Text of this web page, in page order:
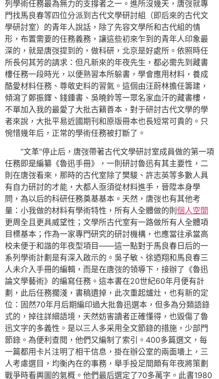
列學術任務最為無力的支撐者之一。進所沒幾天，唐弢就專
門找馬良春等四位分派到古代文學研討組（即后來的古代文
學研討室）的青年人說話，除了先容文學所和古代組的情
形，布置需要的任務義務，讓這些初來乍到的青年人印象最
深的，就是唐弢提到的，做科研，北京是好處所。依照時任
所長何其芳的請求：但凡新來的年夜先生，都必需先到藏書
樓任務一段時光，以便熟習本所躲書，學會應用材料，養成
酷愛材料任務、尊敬史料的習氣。這個由汪蔚林擔任籌建，
傾瀉了鄭振鐸、錢鍾書、吳曉鈴等一眾名家血汗的藏書樓，
不單加入我的最愛了大批古籍善本，對于研討古代文學的學
者來說，大批平易近國期刊和原版冊本也長短常可貴的。只
惋惜幾年后，正常的學術任務被打斷了。
“文革”停止后，唐弢帶著古代文學研討室成員做的第一項
任務即是編纂《魯迅手冊》，一則研討魯迅有其主要性，二
則在唐弢看來，那時的古代室除了樊駿、許志英等多數人具
有自力研討的才能，大都人亟須從材料進手，晉陞本身學
問，為以后的科研任務奠基基本。天然，唐弢也有其他考
量：小我做的材料有學術特性，所有人全體做的則個人空間
更周全且更具威望性；文學所古代室有一路做所有人全體項
目標基本；作為一家專門研究的研討機構，也應當往承當高
校未便于和諧的年夜型項目——這一點對于馬良春日后的一
系列學術計劃是有深入啟示的。吳子敏、徐迺翔和馬良春三
人未介入手冊的編輯，而是在唐弢的領導下，接辦了《魯迅
論文學藝術》的編寫任務。這本書在20世紀60年月便有計
劃，此后任務擱淺，書稿遺掉，此次重起爐灶，也有新的定
位：固然70年月后期編印過大批魯迅選本，但多為分類語錄
式的，掉往詳細語境，天然妨害讀者正確懂得，也毀傷了魯
迅文字的多義性。是以三人多采用全文節錄的措施，少部門
節錄。為便利查閱，他們又編制了索引。400多篇選文，每
一篇都用卡片注明了相干信息，掛在辦公室的兩面墻上，三
人考慮選目，均衡內在的事務，舉手投足間頗有年夜將策劃
戰爭時看輿圖的氣概。他們最后選定了70多萬字。此書1980